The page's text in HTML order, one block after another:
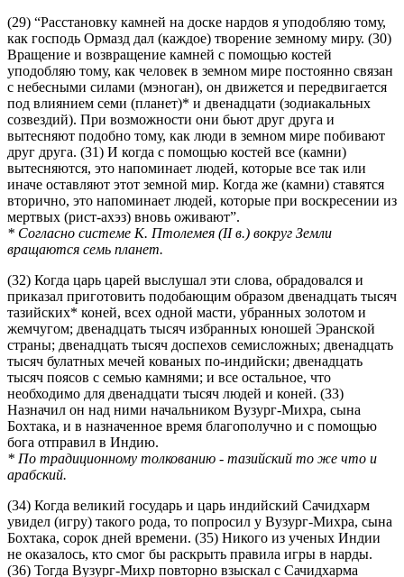
(29) “Расстановку камней на доске нардов я уподобляю тому,
как господь Ормазд дал (каждое) творение земному миру. (30)
Вращение и возвращение камней с помощью костей
уподобляю тому, как человек в земном мире постоянно связан
с небесными силами (мэноган), он движется и передвигается
под влиянием семи (планет)* и двенадцати (зодиакальных
созвездий). При возможности они бьют друг друга и
вытесняют подобно тому, как люди в земном мире побивают
друг друга. (31) И когда с помощью костей все (камни)
вытесняются, это напоминает людей, которые все так или
иначе оставляют этот земной мир. Когда же (камни) ставятся
вторично, это напоминает людей, которые при воскресении из
мертвых (рист-ахэз) вновь оживают”.
* Согласно системе К. Птолемея (II в.) вокруг Земли
вращаются семь планет.
(32) Когда царь царей выслушал эти слова, обрадовался и
приказал приготовить подобающим образом двенадцать тысяч
тазийских* коней, всех одной масти, убранных золотом и
жемчугом; двенадцать тысяч избранных юношей Эранской
страны; двенадцать тысяч доспехов семисложных; двенадцать
тысяч булатных мечей кованых по-индийски; двенадцать
тысяч поясов с семью камнями; и все остальное, что
необходимо для двенадцати тысяч людей и коней. (33)
Назначил он над ними начальником Вузург-Михра, сына
Бохтака, и в назначенное время благополучно и с помощью
бога отправил в Индию.
* По традиционному толкованию - тазийский то же что и
арабский.
(34) Когда великий государь и царь индийский Сачидхарм
увидел (игру) такого рода, то попросил у Вузург-Михра, сына
Бохтака, сорок дней времени. (35) Никого из ученых Индии
не оказалось, кто смог бы раскрыть правила игры в нарды.
(36) Тогда Вузург-Михр повторно взыскал с Сачидхарма